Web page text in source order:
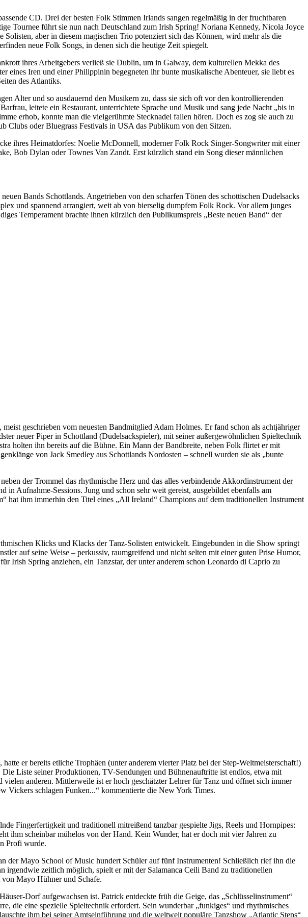
CD. Drei der besten Folk Stimmen Irlands sangen regelmäßig in der fruchtbaren
Tournee führt sie nun nach Deutschland zum Irish Spring! Noriana Kennedy, Nicola Joyce
aber in diesem magischen Trio potenziert sich das Können, wird mehr als die
neue Folk Songs, in denen sich die heutige Zeit spiegelt.
ihres Arbeitgebers verließ sie Dublin, um in Galway, dem kulturellen Mekka des
eines Iren und einer Philippinin begegneten ihr bunte musikalische Abenteuer, sie liebt es
des Atlantiks.
Alter und so ausdauernd den Musikern zu, dass sie sich oft vor den kontrollierenden
leitete ein Restaurant, unterrichtete Sprache und Musik und sang jede Nacht „bis in
erhob, konnte man die vielgerühmte Stecknadel fallen hören. Doch es zog sie auch zu
oder Bluegrass Festivals in USA das Publikum von den Sitzen.
ihres Heimatdorfes: Noelie McDonnell, moderner Folk Rock Singer-Songwriter mit einer
Bob Dylan oder Townes Van Zandt. Erst kürzlich stand ein Song dieser männlichen
Bands Schottlands. Angetrieben von den scharfen Tönen des schottischen Dudelsacks
und spannend arrangiert, weit ab von bierselig dumpfem Folk Rock. Vor allem junges
Temperament brachte ihnen kürzlich den Publikumspreis „Beste neuen Band“ der
geschrieben vom neuesten Bandmitglied Adam Holmes. Er fand schon als achtjähriger
neuer Piper in Schottland (Dudelsackspieler), mit seiner außergewöhnlichen Spieltechnik
holten ihn bereits auf die Bühne. Ein Mann der Bandbreite, neben Folk flirtet er mit
von Jack Smedley aus Schottlands Nordosten – schnell wurden sie als „bunte
der Trommel das rhythmische Herz und das alles verbindende Akkordinstrument der
Aufnahme-Sessions. Jung und schon sehr weit gereist, ausgebildet ebenfalls am
ihm immerhin den Titel eines „All Ireland“ Champions auf dem traditionellen Instrument
Klicks und Klacks der Tanz-Solisten entwickelt. Eingebunden in die Show springt
auf seine Weise – perkussiv, raumgreifend und nicht selten mit einer guten Prise Humor,
Irish Spring anziehen, ein Tanzstar, der unter anderem schon Leonardo di Caprio zu
er bereits etliche Trophäen (unter anderem vierter Platz bei der Step-Weltmeisterschaft!)
Liste seiner Produktionen, TV-Sendungen und Bühnenauftritte ist endlos, etwa mit
anderen. Mittlerweile ist er hoch geschätzter Lehrer für Tanz und öffnet sich immer
Vickers schlagen Funken...“ kommentierte die New York Times.
Fingerfertigkeit und traditionell mitreißend tanzbar gespielte Jigs, Reels und Hornpipes:
ihm scheinbar mühelos von der Hand. Kein Wunder, hat er doch mit vier Jahren zu
Profi wurde.
der Mayo School of Music hundert Schüler auf fünf Instrumenten! Schließlich rief ihn die
zeitlich möglich, spielt er mit der Salamanca Ceili Band zu traditionellen
Mayo Hühner und Schafe.
Dorf aufgewachsen ist. Patrick entdeckte früh die Geige, das „Schlüsselinstrument“
die eine spezielle Spieltechnik erfordert. Sein wunderbar „funkiges“ und rhythmisches
ihm bei seiner Amtseinführung und die weltweit populäre Tanzshow „Atlantic Steps“